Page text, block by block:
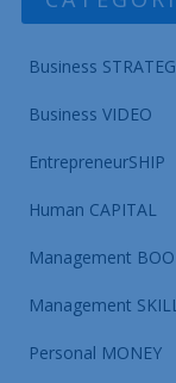
Business
Business VIDEO
EntrepreneurSHIP
Human CAPITAL
Management
Management
Personal MONEY